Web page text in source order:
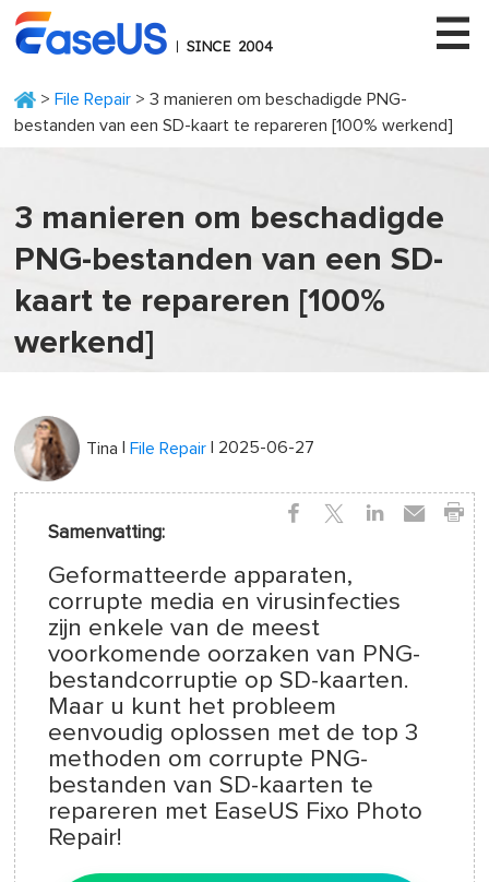
> File Repair > 3 manieren om beschadigde PNG-
bestanden van een SD-kaart te repareren [100% werkend]
3 manieren om beschadigde
PNG-bestanden van een SD-
kaart te repareren [100%
werkend]
Tina |File Repair | 2025-06-27
Samenvatting:
Geformatteerde apparaten,
corrupte media en virusinfecties
zijn enkele van de meest
voorkomende oorzaken van PNG-
bestandcorruptie op SD-kaarten.
Maar u kunt het probleem
eenvoudig oplossen met de top 3
methoden om corrupte PNG-
bestanden van SD-kaarten te
repareren met EaseUS Fixo Photo
Repair!